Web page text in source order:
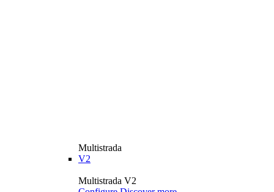
Multistrada
V2
Multistrada V2